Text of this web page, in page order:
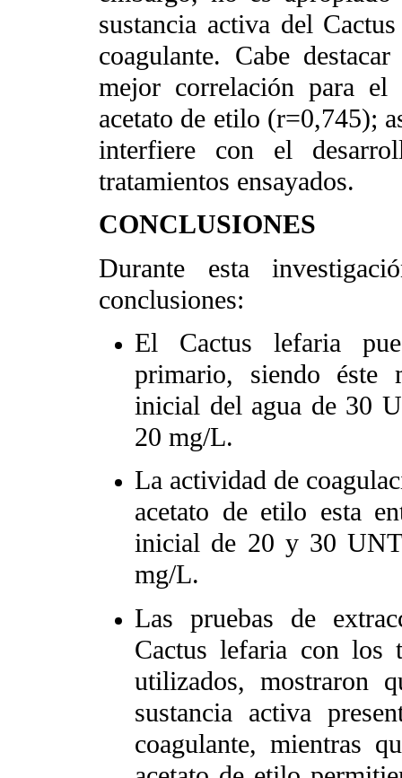
sustancia activa del
coagulante. Cabe
mejor correlación para
acetato de etilo (r=0,745);
interfiere con el
tratamientos ensayados.
CONCLUSIONES
Durante esta
conclusiones:
El Cactus lefaria
primario, siendo éste
inicial del agua de 30
20 mg/L.
La actividad de
acetato de etilo esta
inicial de 20 y 30
mg/L.
Las pruebas de
Cactus lefaria con los
utilizados, mostraron
sustancia activa
coagulante, mientras